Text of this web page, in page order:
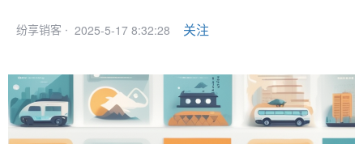
纷享销客 · 2025-5-17 8:32:28 关注